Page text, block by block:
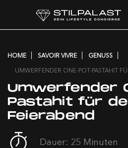
HOME SAVOIR VIVRE
GENUSS
UMWERFENDER ONE-POT-PASTAHIT
Umwerfender
Pastahit für
Feierabend
Dauer: 25 Minuten